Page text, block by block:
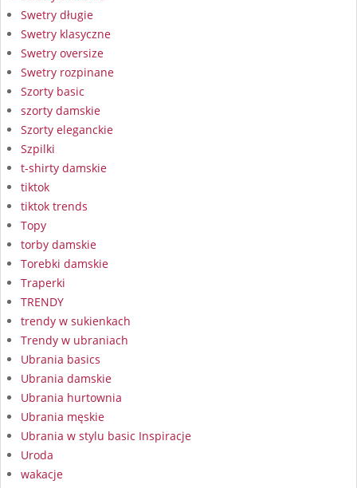
Swetry długie
Swetry klasyczne
Swetry oversize
Swetry rozpinane
Szorty basic
szorty damskie
Szorty eleganckie
Szpilki
t-shirty damskie
tiktok
tiktok trends
Topy
torby damskie
Torebki damskie
Traperki
TRENDY
trendy w sukienkach
Trendy w ubraniach
Ubrania basics
Ubrania damskie
Ubrania hurtownia
Ubrania męskie
Ubrania w stylu basic Inspiracje
Uroda
wakacje